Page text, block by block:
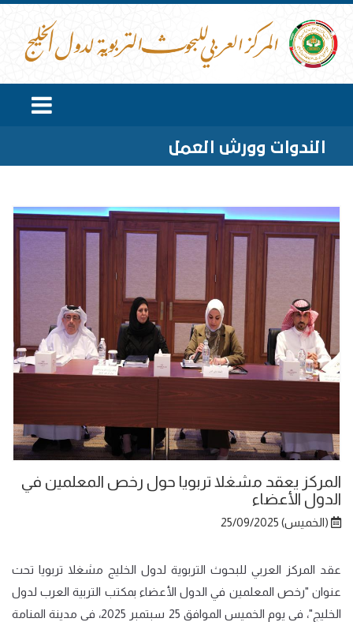
الندوات وورش العمل
المركز يعقد مشغلا تربويا حول رخص المعلمين في
الدول الأعضاء
(الخميس) 25/09/2025
عقد المركز العربي للبحوث التربوية لدول الخليج مشغلا تربويا تحت
عنوان "رخص المعلمين في الدول الأعضاء بمكتب التربية العرب لدول
الخليج"، في يوم الخميس الموافق 25
سبتمبر 2025، في مدينة المنامة